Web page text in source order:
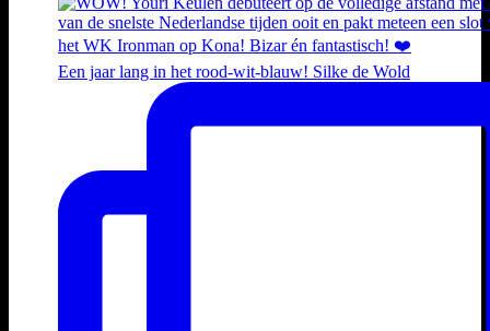
Een jaar lang in het rood-wit-blauw! Silke de Wold